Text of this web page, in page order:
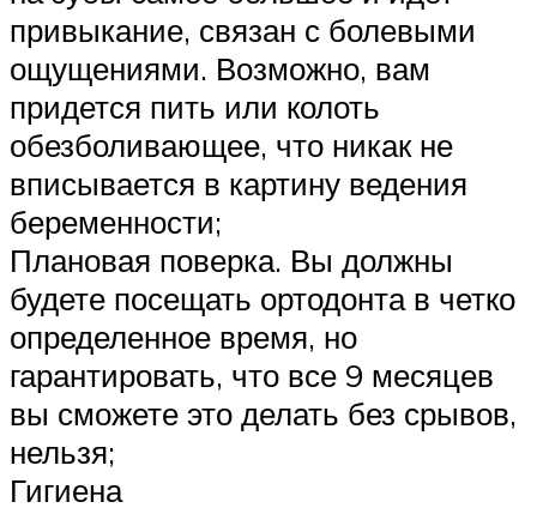
привыкание, связан с болевыми
ощущениями. Возможно, вам
придется пить или колоть
обезболивающее, что никак не
вписывается в картину ведения
беременности;
Плановая поверка. Вы должны
будете посещать ортодонта в четко
определенное время, но
гарантировать, что все 9 месяцев
вы сможете это делать без срывов,
нельзя;
Гигиена